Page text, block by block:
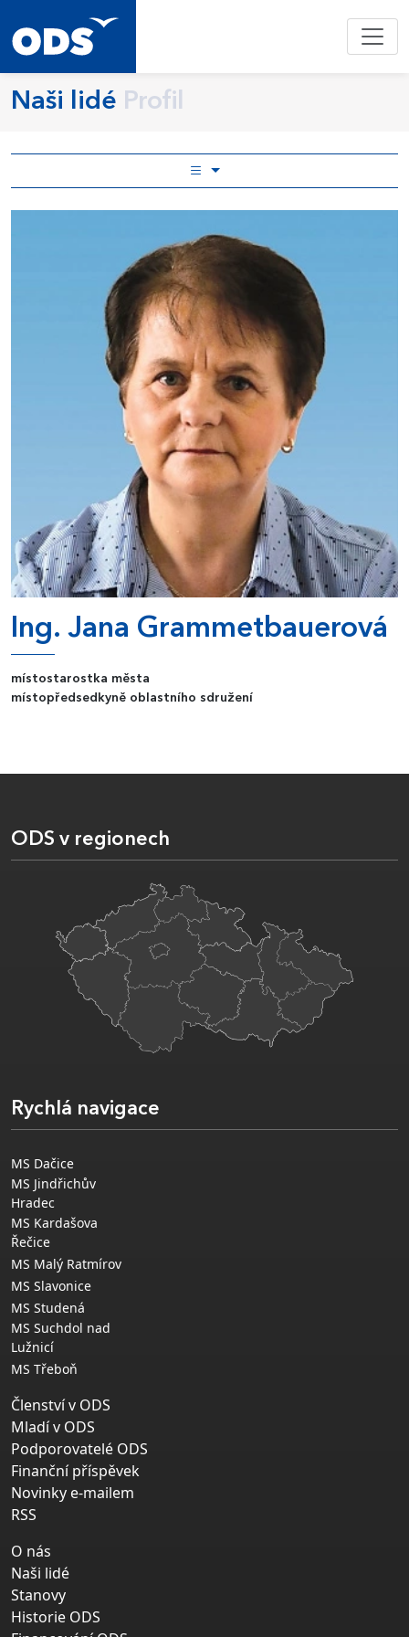
Naši lidé Profil
Ing. Jana Grammetbauerová
místostarostka města
místopředsedkyně oblastního sdružení
ODS v regionech
Rychlá navigace
MS Dačice
MS Jindřichův
Hradec
MS Kardašova
Řečice
MS Malý Ratmírov
MS Slavonice
MS Studená
MS Suchdol nad
Lužnicí
MS Třeboň
Členství v ODS
Mladí v ODS
Podporovatelé ODS
Finanční příspěvek
Novinky e-mailem
RSS
O nás
Naši lidé
Stanovy
Historie ODS